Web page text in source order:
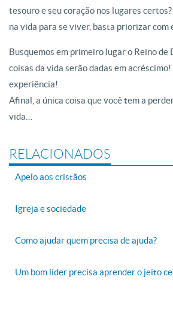
tesouro e seu coração nos lugares
na vida para se viver, basta priorizar com
Busquemos em primeiro lugar o Reino de
coisas da vida serão dadas em acréscimo!
experiência!
Afinal, a única coisa que você tem a
vida…
RELACIONADOS
Apelo aos cristãos
Igreja e sociedade
Como ajudar quem precisa de ajuda?
Um bom líder precisa aprender o jeito